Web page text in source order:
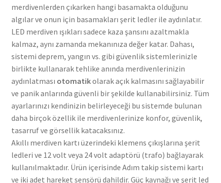
merdivenlerden çıkarken hangi basamakta olduğunu
algılar ve onun için basamakları şerit ledler ile aydınlatır.
LED merdiven ışıkları sadece kaza şansını azaltmakla
kalmaz, aynı zamanda mekanınıza değer katar. Dahası,
sistemi deprem, yangın vs. gibi güvenlik sistemlerinizle
birlikte kullanarak tehlike anında merdivenlerinizin
aydınlatması otomatikolarak açık kalmasını sağlayabilir
ve panik anlarında güvenli bir şekilde kullanabilirsiniz. Tüm
ayarlarınızı kendinizin belirleyeceği bu sistemde bulunan
daha birçok özellik ile merdivenlerinize konfor, güvenlik,
tasarruf ve görsellik katacaksınız.
Akıllı merdiven kartı üzerindeki klemens çıkışlarına şerit
ledleri ve 12 volt veya 24 volt adaptörü (trafo) bağlayarak
kullanılmaktadır. Ürün içerisinde Adım takip sistemi kartı
ve iki adet hareket sensörü dahildir. Güç kaynağı ve şerit led